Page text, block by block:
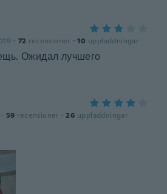
· 72 recensioner · 10 uppladdningar
Ожидал лучшего
· 59 recensioner · 26 uppladdningar